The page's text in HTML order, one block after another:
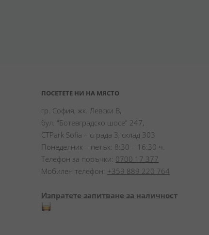
ПОСЕТЕТЕ НИ НА МЯСТО
гр. София, жк. Левски В,
бул. “Ботевградско шосе” 247,
CTPark Sofia – сграда 3, склад 303
Понеделник – петък: 8:30 – 16:30 ч.
Телефон за поръчки: 0700 17 377
Мобилен телефон: +359 889 220 764
Изпратете запитване за наличност